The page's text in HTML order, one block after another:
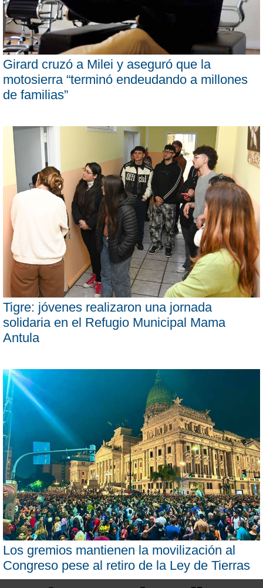
Girard cruzó a Milei y aseguró que la
motosierra “terminó endeudando a millones
de familias”
Tigre: jóvenes realizaron una jornada
solidaria en el Refugio Municipal Mama
Antula
Los gremios mantienen la movilización al
Congreso pese al retiro de la Ley de Tierras